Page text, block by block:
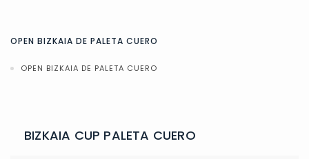
OPEN BIZKAIA DE PALETA CUERO
OPEN BIZKAIA DE PALETA CUERO
BIZKAIA CUP PALETA CUERO